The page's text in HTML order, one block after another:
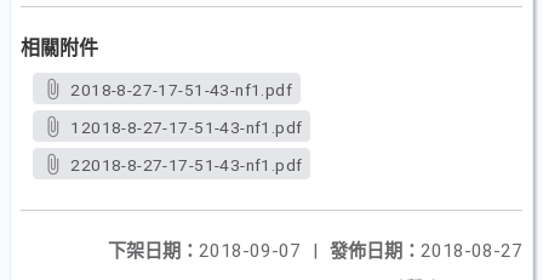
相關附件
2018-8-27-17-51-43-nf1.pdf
12018-8-27-17-51-43-nf1.pdf
22018-8-27-17-51-43-nf1.pdf
發佈日期： 2018-08-27
下架日期： 2018-09-07
|